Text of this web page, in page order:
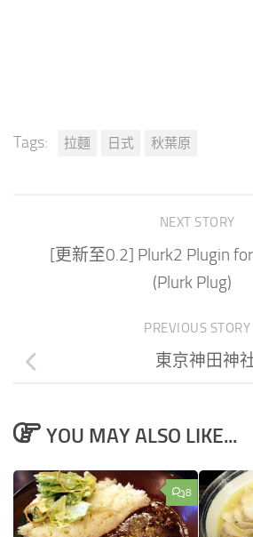
Tags: 拉麵 日式 秋葉原
NEXT STORY
[更新至0.2] Plurk2 Plugin
(Plurk Plug)
PREVIOUS STORY
東京神田神
YOU MAY ALSO LIKE...
8